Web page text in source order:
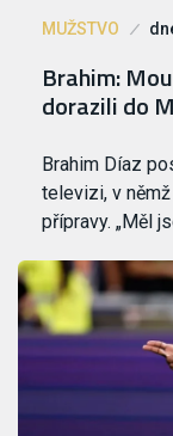
MUŽSTVO
Brahim:
dorazili do
Brahim Díaz
televizi, v
přípravy. „Měl